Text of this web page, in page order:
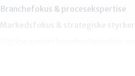
Branchefokus & procesekspertise
Markedsfokus & strategiske styrker